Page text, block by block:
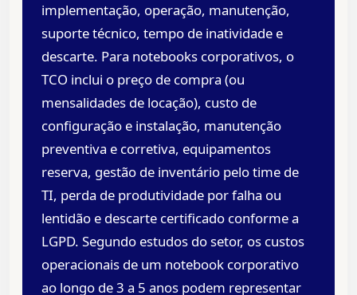
implementação, operação, manutenção,
suporte técnico, tempo de inatividade e
descarte. Para notebooks corporativos, o
TCO inclui o preço de compra (ou
mensalidades de locação), custo de
configuração e instalação, manutenção
preventiva e corretiva, equipamentos
reserva, gestão de inventário pelo time de
TI, perda de produtividade por falha ou
lentidão e descarte certificado conforme a
LGPD. Segundo estudos do setor, os custos
operacionais de um notebook corporativo
ao longo de 3 a 5 anos podem representar